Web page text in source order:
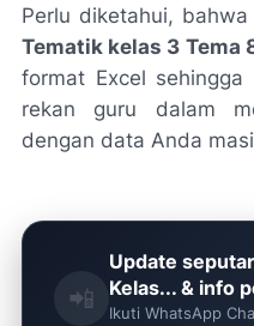
Perlu diketahui, bahwa
Tematik kelas 3 Tema
format Excel
rekan guru dalam
dengan data Anda
📲
Update
Kelas... & info
Ikuti WhatsApp